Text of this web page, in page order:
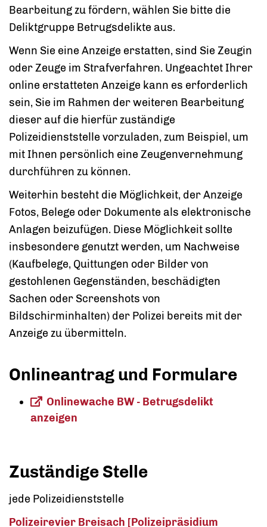
Bearbeitung zu fördern, wählen Sie bitte die
Deliktgruppe Betrugsdelikte aus.
Wenn Sie eine Anzeige erstatten, sind Sie Zeugin
oder Zeuge im Strafverfahren. Ungeachtet Ihrer
online erstatteten Anzeige kann es erforderlich
sein, Sie im Rahmen der weiteren Bearbeitung
dieser auf die hierfür zuständige
Polizeidienststelle vorzuladen, zum Beispiel, um
mit Ihnen persönlich eine Zeugenvernehmung
durchführen zu können.
Weiterhin besteht die Möglichkeit, der Anzeige
Fotos, Belege oder Dokumente als elektronische
Anlagen beizufügen. Diese Möglichkeit sollte
insbesondere genutzt werden, um Nachweise
(Kaufbelege, Quittungen oder Bilder von
gestohlenen Gegenständen, beschädigten
Sachen oder Screenshots von
Bildschirminhalten) der Polizei bereits mit der
Anzeige zu übermitteln.
Onlineantrag und Formulare
Onlinewache BW - Betrugsdelikt
anzeigen
Zuständige Stelle
jede Polizeidienststelle
Polizeirevier Breisach [Polizeipräsidium